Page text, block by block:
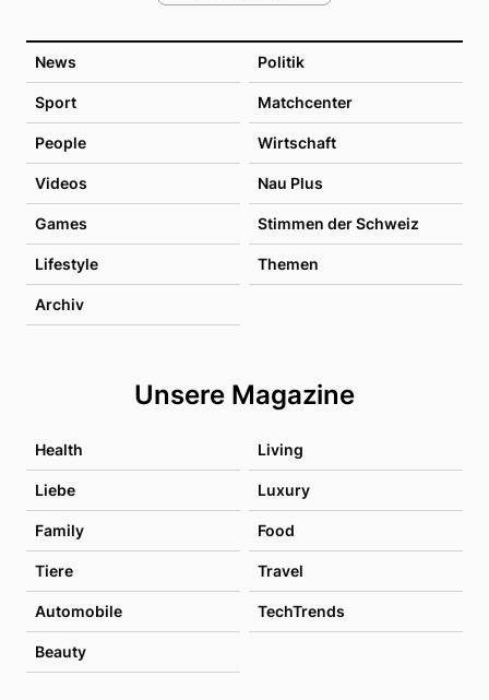
News Politik
Sport Matchcenter
People Wirtschaft
Videos Nau Plus
Games Stimmen der Schweiz
Lifestyle Themen
Archiv
Unsere Magazine
Health Living
Liebe Luxury
Family Food
Tiere Travel
Automobile TechTrends
Beauty